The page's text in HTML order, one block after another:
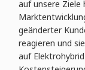
auf unsere Ziele
geänderter
reagieren und
auf